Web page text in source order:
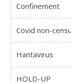
Confinement
Covid non-
Hantavirus
HOLD-UP